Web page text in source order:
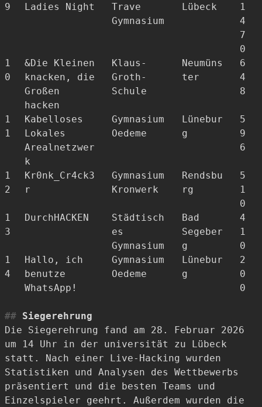
9 Ladies Night
Trave
Gymnasium
Lübeck
1
4
7
0
1
0
&Die Kleinen
knacken, die
Großen
hacken
Klaus-
Groth-
Schule
Neumüns
ter
6
4
8
1
1
Kabelloses
Lokales
Arealnetzwer
k
Gymnasium
Oedeme
Lünebur
g
5
9
6
1
2
Kr0nk_Cr4ck3
r
Gymnasium
Kronwerk
Rendsbu
rg
5
1
0
1
3
DurchHACKEN
Städtisch
es
Gymnasium
Bad
Segeber
g
4
1
0
1
4
Hallo, ich
benutze
WhatsApp!
Gymnasium
Oedeme
Lünebur
g
2
0
0
Siegerehrung
Die Siegerehrung fand am 28. Februar 2026
um 14 Uhr in der universität zu Lübeck
statt. Nach einer Live-Hacking wurden
Statistiken und Analysen des Wettbewerbs
präsentiert und die besten Teams und
Einzelspieler geehrt. Außerdem wurden die